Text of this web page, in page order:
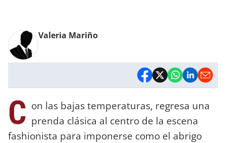
Valeria Mariño
C on las bajas temperaturas, regresa una
prenda clásica al centro de la escena
fashionista para imponerse como el abrigo